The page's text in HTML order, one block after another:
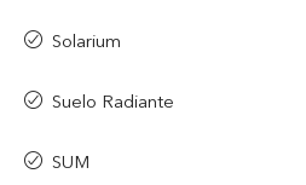
Solarium
Suelo Radiante
SUM